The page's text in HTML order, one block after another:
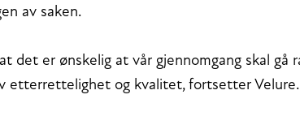
av saken.
det er ønskelig at vår gjennomgang skal gå
etterrettelighet og kvalitet, fortsetter Velure.